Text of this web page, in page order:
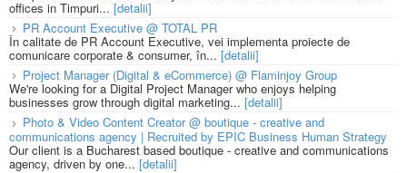
offices in Timpuri... [detalii]
PR Account Executive @ TOTAL PR
În calitate de PR Account Executive, vei implementa proiecte de
comunicare corporate & consumer, în... [detalii]
Project Manager (Digital & eCommerce) @ Flaminjoy Group
We're looking for a Digital Project Manager who enjoys helping
businesses grow through digital marketing... [detalii]
Photo & Video Content Creator @ boutique - creative and
communications agency | Recruited by EPIC Business Human Strategy
Our client is a Bucharest based boutique - creative and communications
agency, driven by one... [detalii]